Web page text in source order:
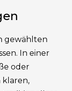
gewählten
In einer
oder
klaren,